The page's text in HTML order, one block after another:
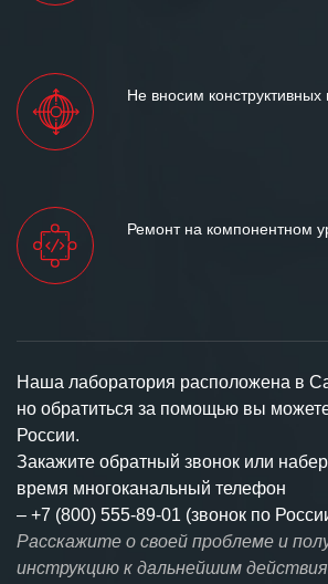
Не вносим конструктивных
Ремонт на компонентном
Наша лаборатория расположена в
но обратиться за помощью вы
России.
Закажите обратный звонок или
время многоканальный телефон
– +7 (800) 555-89-01 (звонок по
Расскажите о своей проблеме и
инструкцию к дальнейшим